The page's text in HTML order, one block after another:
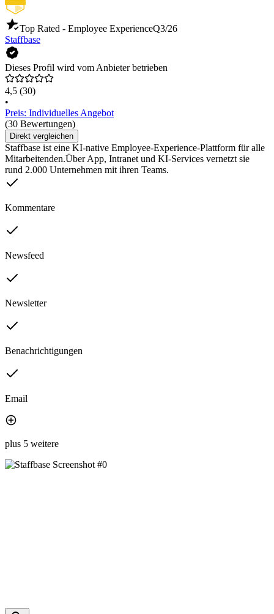
Top Rated - Employee ExperienceQ3/26
Staffbase
Dieses Profil wird vom Anbieter betrieben
4,5 (30)
•
Preis: Individuelles Angebot
(30 Bewertungen)
Direkt vergleichen
Staffbase ist eine KI-native Employee-Experience-Plattform für alle
Mitarbeitenden.Über App, Intranet und KI-Services vernetzt sie
rund 2.000 Unternehmen mit ihren Teams.
Kommentare
Newsfeed
Newsletter
Benachrichtigungen
Email
plus 5 weitere